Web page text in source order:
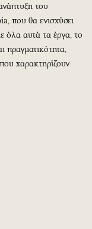
του
που θα ενισχύσει
όλα αυτά τα έργα, το
πραγματικότητα,
που χαρακτηρίζουν